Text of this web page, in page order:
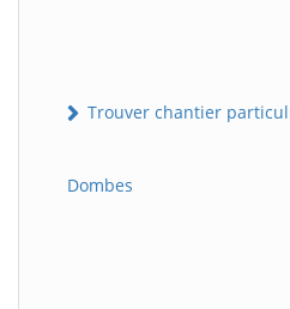
Trouver chantier
Dombes